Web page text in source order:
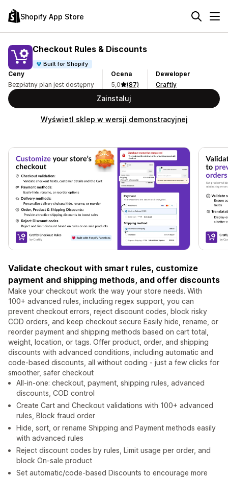
Shopify App Store
Checkout Rules & Discounts
Built for Shopify
Ceny
Bezpłatny plan jest dostępny
Ocena
5,0
(87)
Deweloper
Craftly
Zainstaluj
Wyświetl sklep w wersji demonstracyjnej
Validate checkout with smart rules, customize
payment and shipping methods, and offer discounts
Make your checkout work the way your store needs. With
100+ advanced rules, including regex support, you can
prevent checkout errors, reject discount codes, block risky
COD orders, and keep checkout secure Easily hide, rename, or
reorder payment and shipping methods based on cart total,
weight, location, or tags. Offer product, order, and shipping
discounts with advanced conditions, including automatic and
code-based discounts, all without coding - just a few clicks for
smoother, safer checkout
All-in-one: checkout, payment, shipping rules, advanced
discounts, COD control
Create Cart and Checkout validations with 100+ advanced
rules, Block fraud order
Hide, sort, or rename Shipping and Payment methods easily
with advanced rules
Reject discount codes by rules, Limit usage per order, and
block On-sale product
Set automatic/code-based Discounts to encourage more